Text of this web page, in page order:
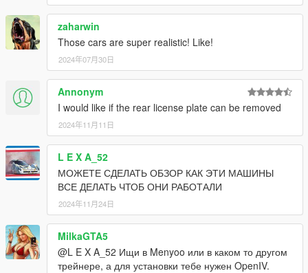
zaharwin
Those cars are super realistic! Like!
2024年07月30日
Annonym
I would like if the rear license plate can be removed
2024年11月11日
L E X A_52
МОЖЕТЕ СДЕЛАТЬ ОБЗОР КАК ЭТИ МАШИНЫ
ВСЕ ДЕЛАТЬ ЧТОБ ОНИ РАБОТАЛИ
2024年11月24日
MilkaGTA5
@L E X A_52 Ищи в Menyoo или в каком то другом
трейнере, а для установки тебе нужен OpenIV.